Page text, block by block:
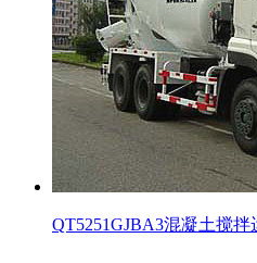
QT5251GJBA3混凝土搅拌